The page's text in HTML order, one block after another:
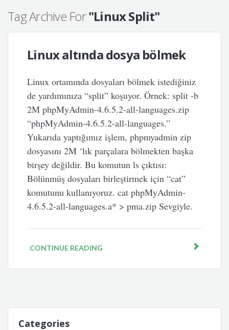
Tag Archive For"Linux Split"
Linux altında dosya bölmek
Linux ortamında dosyaları bölmek istediğiniz
de yardımınıza “split” koşuyor. Örnek: split -b
2M phpMyAdmin-4.6.5.2-all-languages.zip
“phpMyAdmin-4.6.5.2-all-languages.”
Yukarıda yaptığımız işlem, phpmyadmin zip
dosyasını 2M ‘lık parçalara bölmekten başka
birşey değildir. Bu komutun ls çıktısı:
Bölünmüş dosyaları birleştirmek için “cat”
komutunu kullanıyoruz. cat phpMyAdmin-
4.6.5.2-all-languages.a* > pma.zip Sevgiyle.
CONTINUE READING
Categories